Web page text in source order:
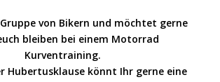
von Bikern und möchtet gerne
bleiben bei einem Motorrad
Kurventraining.
Hubertusklause könnt Ihr gerne eine